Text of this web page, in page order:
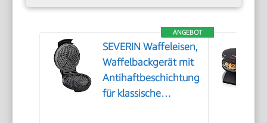
ANGEBOT
SEVERIN Waffeleisen,
Waffelbackgerät mit
Antihaftbeschichtung
für klassische